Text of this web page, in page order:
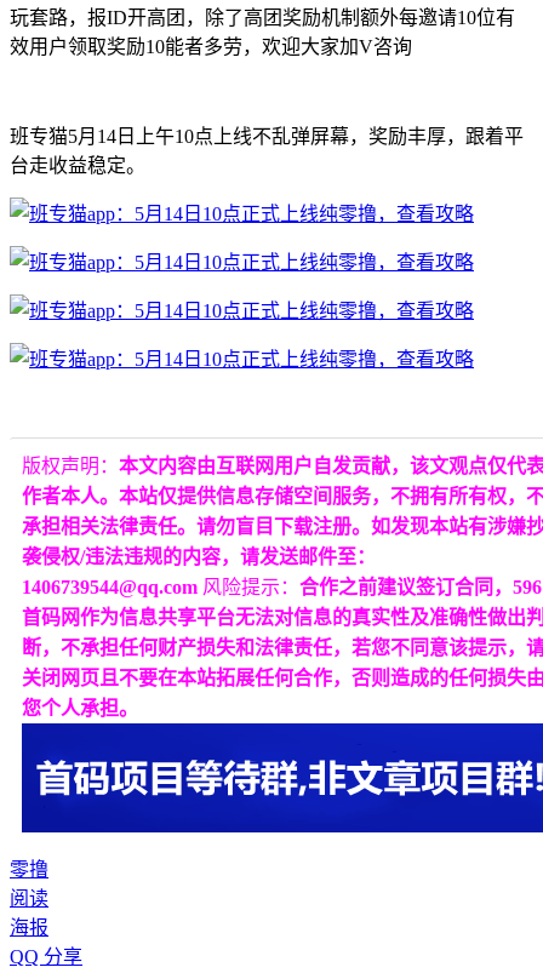
玩套路，报ID开高团，除了高团奖励机制额外每邀请10位有
效用户领取奖励10能者多劳，欢迎大家加V咨询
班专猫5月14日上午10点上线不乱弹屏幕，奖励丰厚，跟着平
台走收益稳定。
版权声明： 本文内容由互联网用户自发贡献，该文观点仅代
作者本人。本站仅提供信息存储空间服务，不拥有所有权，
承担相关法律责任。请勿盲目下载注册。如发现本站有涉嫌
袭侵权/违法违规的内容，请发送邮件至：
1406739544@qq.com 风险提示： 合作之前建议签订合同，596
首码网作为信息共享平台无法对信息的真实性及准确性做出
断，不承担任何财产损失和法律责任，若您不同意该提示，
关闭网页且不要在本站拓展任何合作，否则造成的任何损失
您个人承担。
零撸
阅读
海报
QQ 分享